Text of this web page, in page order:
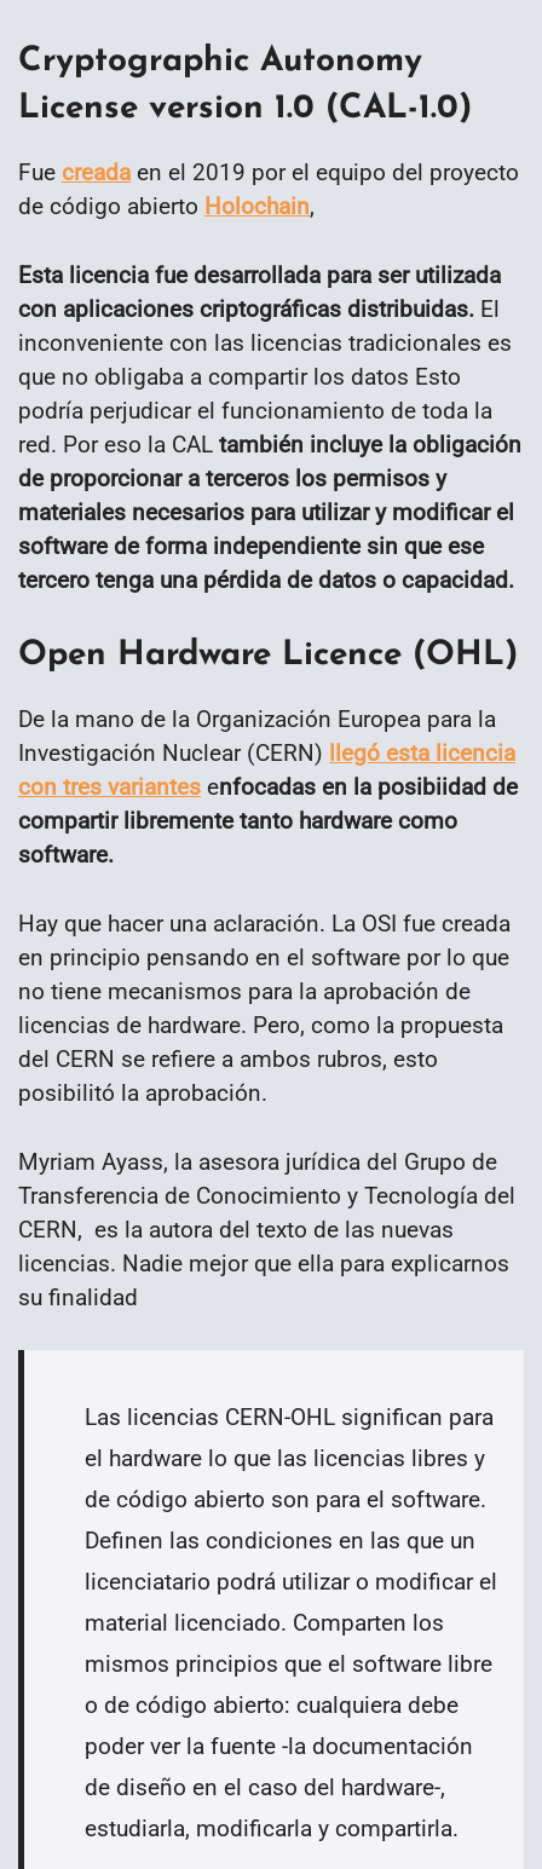
Cryptographic Autonomy
License version 1.0 (CAL-1.0)
Fue creada en el 2019 por el equipo del proyecto
de código abierto Holochain,
Esta licencia fue desarrollada para ser utilizada
con aplicaciones criptográficas distribuidas. El
inconveniente con las licencias tradicionales es
que no obligaba a compartir los datos Esto
podría perjudicar el funcionamiento de toda la
red. Por eso la CAL también incluye la obligación
de proporcionar a terceros los permisos y
materiales necesarios para utilizar y modificar el
software de forma independiente sin que ese
tercero tenga una pérdida de datos o capacidad.
Open Hardware Licence (OHL)
De la mano de la Organización Europea para la
Investigación Nuclear (CERN) llegó esta licencia
con tres variantes enfocadas en la posibiidad de
compartir libremente tanto hardware como
software.
Hay que hacer una aclaración. La OSI fue creada
en principio pensando en el software por lo que
no tiene mecanismos para la aprobación de
licencias de hardware. Pero, como la propuesta
del CERN se refiere a ambos rubros, esto
posibilitó la aprobación.
Myriam Ayass, la asesora jurídica del Grupo de
Transferencia de Conocimiento y Tecnología del
CERN, es la autora del texto de las nuevas
licencias. Nadie mejor que ella para explicarnos
su finalidad
Las licencias CERN-OHL significan para
el hardware lo que las licencias libres y
de código abierto son para el software.
Definen las condiciones en las que un
licenciatario podrá utilizar o modificar el
material licenciado. Comparten los
mismos principios que el software libre
o de código abierto: cualquiera debe
poder ver la fuente -la documentación
de diseño en el caso del hardware-,
estudiarla, modificarla y compartirla.